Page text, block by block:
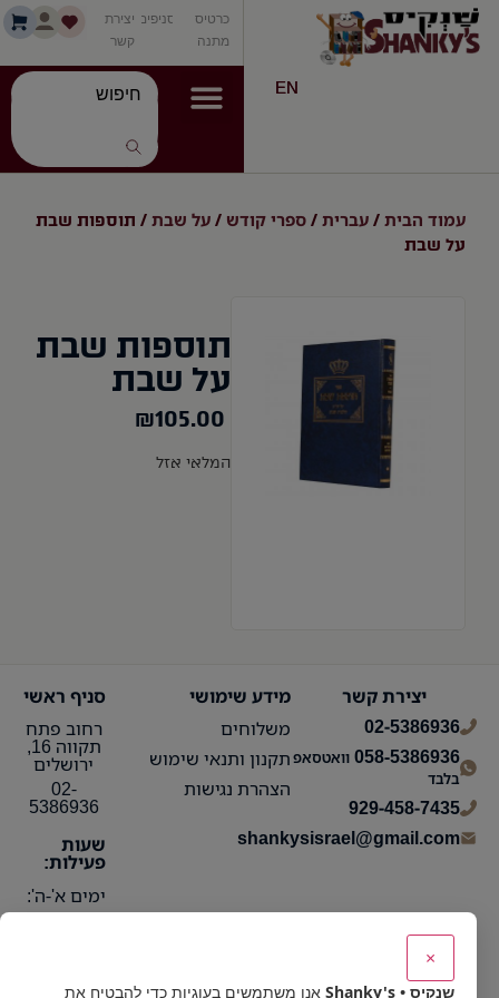
EN
כרטיס
מתנה
סניפים יצירת
קשר
עמוד הבית / עברית / ספרי קודש / על שבת / תוספות שבת
על שבת
תוספות שבת
על שבת
₪105.00
המלאי אזל
מידע שימושי
משלוחים
תקנון ותנאי שימוש
הצהרת נגישות
סניף ראשי
רחוב פתח
תקווה 16,
ירושלים
02-
5386936
שעות
פעילות:
ימים א'-ה':
יצירת קשר
02-5386936
058-5386936 וואטסאפ
בלבד
929-458-7435
shankysisrael@gmail.com
×
שנקיס • Shanky's אנו משתמשים בעוגיות כדי להבטיח את